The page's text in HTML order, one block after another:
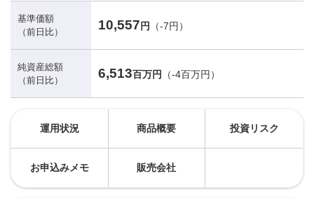
基準価額
（前日比）
10,557 円 （-7円）
純資産総額
（前日比）
6,513百万円 （-4百万円）
運用状況 商品概要 投資リスク
お申込みメモ 販売会社